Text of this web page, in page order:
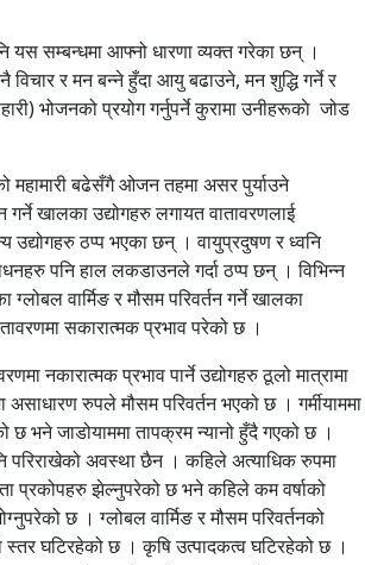
यस सम्बन्धमा आफ्नो धारणा व्यक्त गरेका छन् ।
विचार र मन बन्ने हुँदा आयु बढाउने, मन शुद्धि गर्ने र
भोजनको प्रयोग गर्नुपर्ने कुरामा उनीहरूकाे जोड
महामारी बढेसँगै ओजन तहमा असर पुर्याउने
गर्ने खालका उद्योगहरु लगायत वातावरणलाई
उद्योगहरु ठप्प भएका छन् । वायुप्रदुषण र ध्वनि
पनि हाल लकडाउनले गर्दा ठप्प छन् । विभिन्न
वार्मिङ र मौसम परिवर्तन गर्ने खालका
सकारात्मक प्रभाव परेको छ ।
नकारात्मक प्रभाव पार्ने उद्योगहरु ठूलो मात्रामा
असाधारण रुपले मौसम परिवर्तन भएको छ । गर्मीयाममा
छ भने जाडोयाममा तापक्रम न्यानो हुँदै गएको छ ।
परिराखेको अवस्था छैन । कहिले अत्याधिक रुपमा
प्रकोपहरु झेल्नुपरेको छ भने कहिले कम वर्षाको
छ । ग्लोबल वार्मिङ र मौसम परिवर्तनको
स्तर घटिरहेको छ । कृषि उत्पादकत्व घटिरहेको छ ।